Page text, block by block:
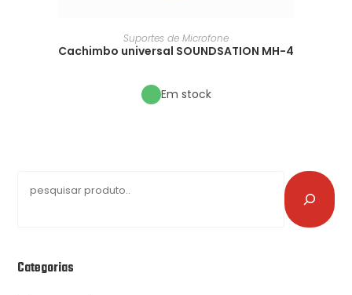
Suportes de Microfone
Cachimbo universal SOUNDSATION MH-4
Em stock
Categorias